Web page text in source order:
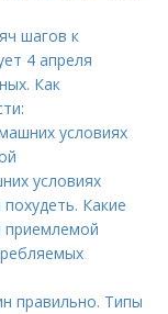
шагов к
4 апреля
Как
условиях
условиях
Какие
приемлемой
правильно. Типы